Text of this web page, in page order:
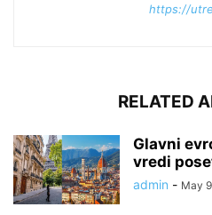
https://
RELATED
Glavni
vredi
admin - May